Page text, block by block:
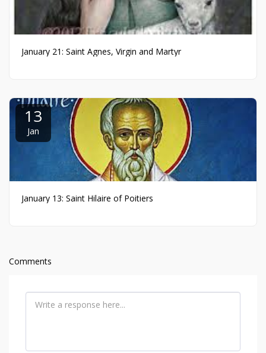
January 21: Saint Agnes, Virgin and Martyr
13
Jan
January 13: Saint Hilaire of Poitiers
Comments